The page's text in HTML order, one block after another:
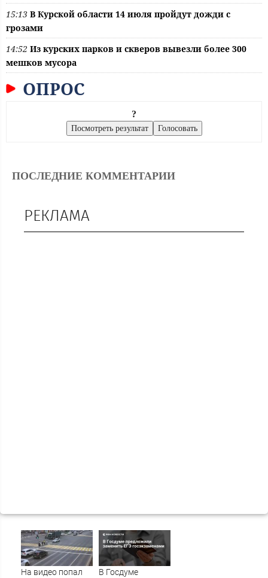
15:13 В Курской области 14 июля пройдут дожди с
грозами
14:52 Из курских парков и скверов вывезли более 300
мешков мусора
ОПРОС
?
ПОСЛЕДНИЕ КОММЕНТАРИИ
РЕКЛАМА
На видео попал
В Госдуме